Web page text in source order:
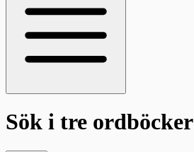
Sök i tre ordböcker